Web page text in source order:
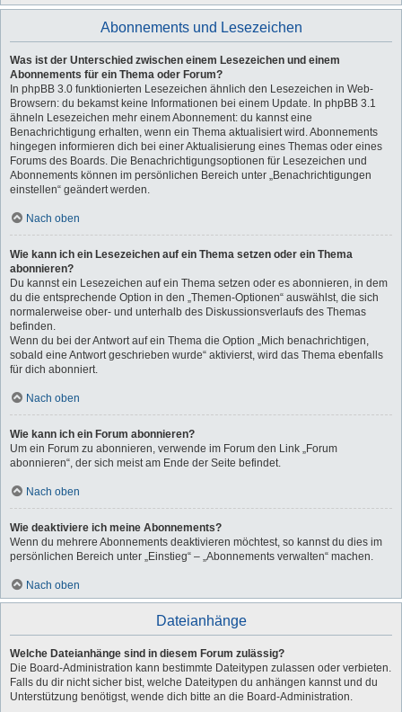
Abonnements und Lesezeichen
Was ist der Unterschied zwischen einem Lesezeichen und einem
Abonnements für ein Thema oder Forum?
In phpBB 3.0 funktionierten Lesezeichen ähnlich den Lesezeichen in Web-
Browsern: du bekamst keine Informationen bei einem Update. In phpBB 3.1
ähneln Lesezeichen mehr einem Abonnement: du kannst eine
Benachrichtigung erhalten, wenn ein Thema aktualisiert wird. Abonnements
hingegen informieren dich bei einer Aktualisierung eines Themas oder eines
Forums des Boards. Die Benachrichtigungsoptionen für Lesezeichen und
Abonnements können im persönlichen Bereich unter „Benachrichtigungen
einstellen“ geändert werden.
Nach oben
Wie kann ich ein Lesezeichen auf ein Thema setzen oder ein Thema
abonnieren?
Du kannst ein Lesezeichen auf ein Thema setzen oder es abonnieren, in dem
du die entsprechende Option in den „Themen-Optionen“ auswählst, die sich
normalerweise ober- und unterhalb des Diskussionsverlaufs des Themas
befinden.
Wenn du bei der Antwort auf ein Thema die Option „Mich benachrichtigen,
sobald eine Antwort geschrieben wurde“ aktivierst, wird das Thema ebenfalls
für dich abonniert.
Nach oben
Wie kann ich ein Forum abonnieren?
Um ein Forum zu abonnieren, verwende im Forum den Link „Forum
abonnieren“, der sich meist am Ende der Seite befindet.
Nach oben
Wie deaktiviere ich meine Abonnements?
Wenn du mehrere Abonnements deaktivieren möchtest, so kannst du dies im
persönlichen Bereich unter „Einstieg“ – „Abonnements verwalten“ machen.
Nach oben
Dateianhänge
Welche Dateianhänge sind in diesem Forum zulässig?
Die Board-Administration kann bestimmte Dateitypen zulassen oder verbieten.
Falls du dir nicht sicher bist, welche Dateitypen du anhängen kannst und du
Unterstützung benötigst, wende dich bitte an die Board-Administration.